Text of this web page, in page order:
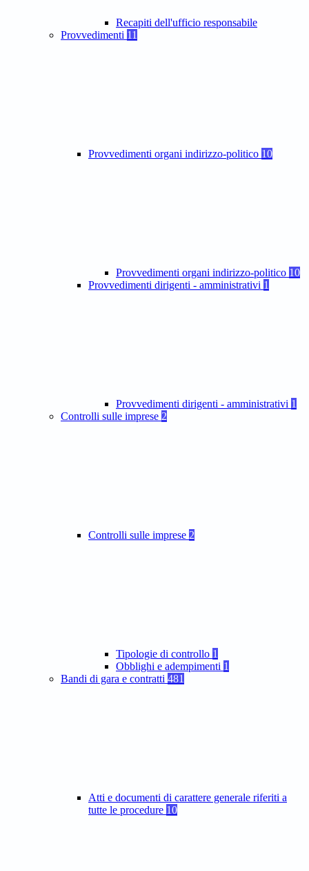
Recapiti dell'ufficio responsabile
Provvedimenti 11
Provvedimenti organi indirizzo-politico 10
Provvedimenti organi indirizzo-politico 10
Provvedimenti dirigenti - amministrativi 1
Provvedimenti dirigenti - amministrativi 1
Controlli sulle imprese 2
Controlli sulle imprese 2
Tipologie di controllo 1
Obblighi e adempimenti 1
Bandi di gara e contratti 481
Atti e documenti di carattere generale riferiti a
tutte le procedure 10